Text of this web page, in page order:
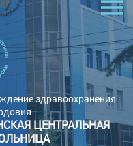
здравоохранения
ЦЕНТРАЛЬНАЯ